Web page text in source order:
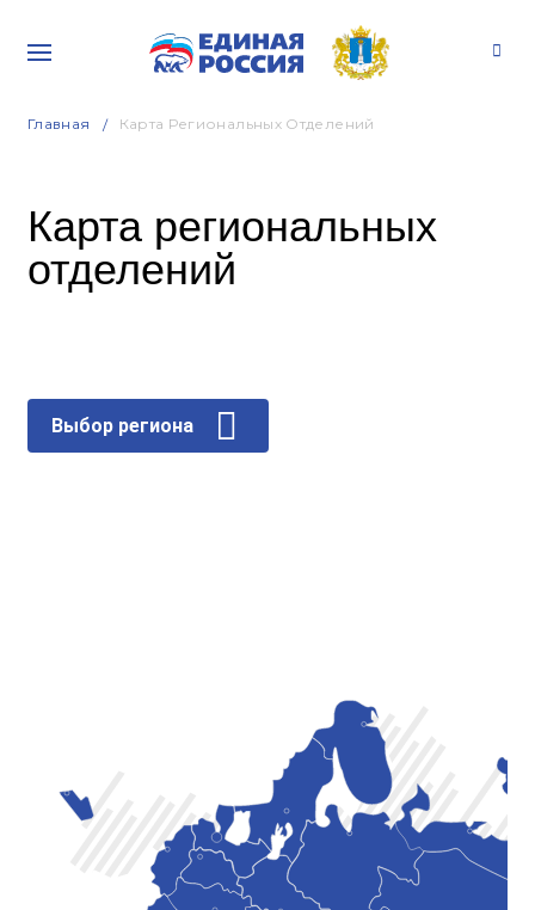
Главная Карта Региональных Отделений
Карта региональных
отделений
Выбор региона